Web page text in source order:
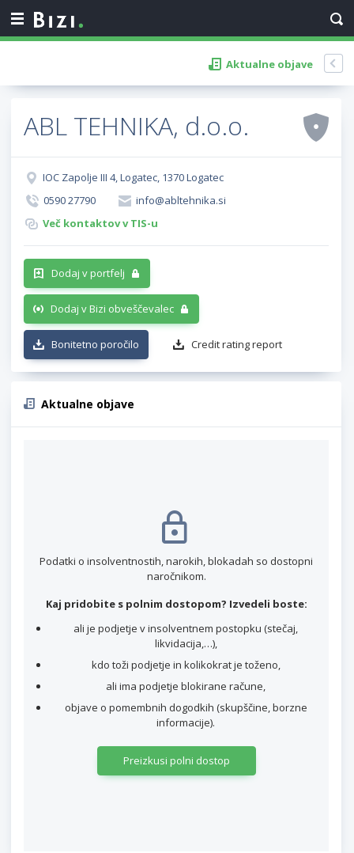
Aktualne objave
ABL TEHNIKA, d.o.o.
IOC Zapolje III 4, Logatec, 1370 Logatec
0590 27790
info@abltehnika.si
Več kontaktov v TIS-u
Dodaj v portfelj
Dodaj v Bizi obveščevalec
Bonitetno poročilo Credit rating report
Aktualne objave
Podatki o insolventnostih, narokih, blokadah so dostopni
naročnikom.
Kaj pridobite s polnim dostopom? Izvedeli boste:
ali je podjetje v insolventnem postopku (stečaj,
likvidacija,…),
kdo toži podjetje in kolikokrat je toženo,
ali ima podjetje blokirane račune,
objave o pomembnih dogodkih (skupščine, borzne
informacije).
Preizkusi polni dostop